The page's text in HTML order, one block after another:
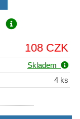
108 CZK
Skladem
4 ks